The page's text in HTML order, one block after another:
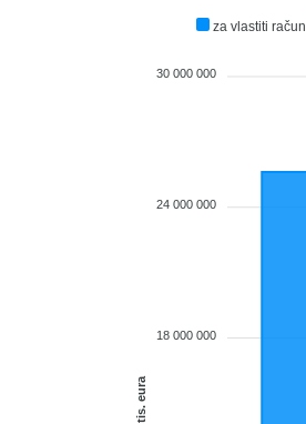
za vlastiti račun
30 000 000
24 000 000
18 000 000
tis. eura